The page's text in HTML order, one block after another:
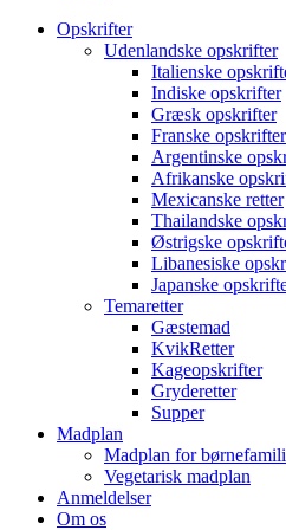
Opskrifter
Udenlandske opskrifter
Italienske
Indiske opskrifter
Græsk opskrifter
Franske opskrifter
Argentinske
Afrikanske
Mexicanske retter
Thailandske
Østrigske
Libanesiske
Japanske
Temaretter
Gæstemad
KvikRetter
Kageopskrifter
Gryderetter
Supper
Madplan
Madplan for
Vegetarisk madplan
Anmeldelser
Om os